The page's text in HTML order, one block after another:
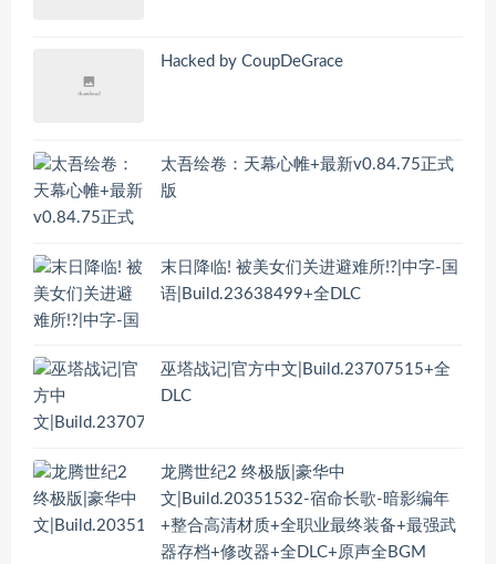
Hacked by CoupDeGrace
太吾绘卷：天幕心帷+最新v0.84.75正式
版
末日降临! 被美女们关进避难所!?|中字-国
语|Build.23638499+全DLC
巫塔战记|官方中文|Build.23707515+全
DLC
龙腾世纪2 终极版|豪华中
文|Build.20351532-宿命长歌-暗影编年
+整合高清材质+全职业最终装备+最强武
器存档+修改器+全DLC+原声全BGM